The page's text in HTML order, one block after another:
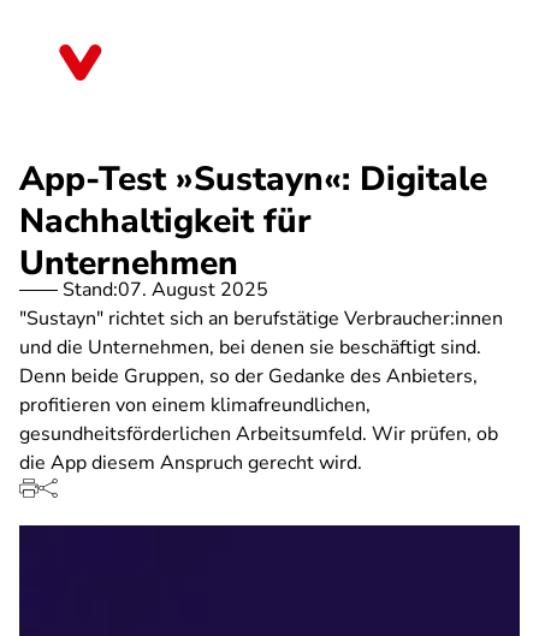
App-Test »Sustayn«: Digitale
Nachhaltigkeit für
Unternehmen
Stand:07. August 2025
"Sustayn" richtet sich an berufstätige Verbraucher:innen
und die Unternehmen, bei denen sie beschäftigt sind.
Denn beide Gruppen, so der Gedanke des Anbieters,
profitieren von einem klimafreundlichen,
gesundheitsförderlichen Arbeitsumfeld. Wir prüfen, ob
die App diesem Anspruch gerecht wird.